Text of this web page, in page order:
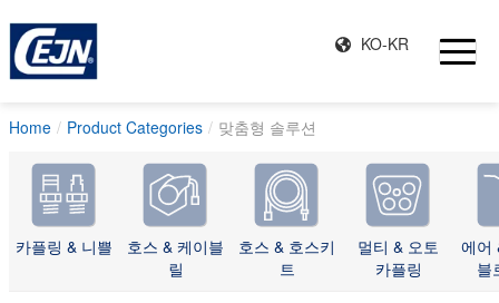
KO-KR
Home Product Categories 맞춤형 솔루션
카플링 & 니쁠
호스 & 케이블
릴
호스 & 호스키
트
멀티 & 오토
카플링
에어
블